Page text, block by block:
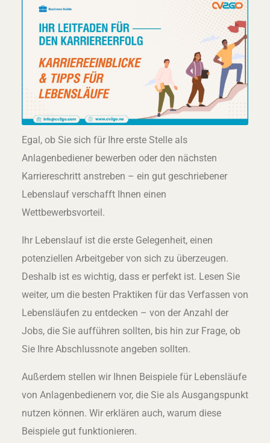
Egal, ob Sie sich für Ihre erste Stelle als
Anlagenbediener bewerben oder den nächsten
Karriereschritt anstreben – ein gut geschriebener
Lebenslauf verschafft Ihnen einen
Wettbewerbsvorteil.
Ihr Lebenslauf ist die erste Gelegenheit, einen
potenziellen Arbeitgeber von sich zu überzeugen.
Deshalb ist es wichtig, dass er perfekt ist. Lesen Sie
weiter, um die besten Praktiken für das Verfassen von
Lebensläufen zu entdecken – von der Anzahl der
Jobs, die Sie aufführen sollten, bis hin zur Frage, ob
Sie Ihre Abschlussnote angeben sollten.
Außerdem stellen wir Ihnen Beispiele für Lebensläufe
von Anlagenbedienern vor, die Sie als Ausgangspunkt
nutzen können. Wir erklären auch, warum diese
Beispiele gut funktionieren.